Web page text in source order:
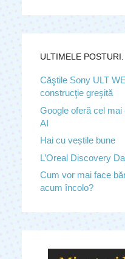
ULTIMELE POSTURI.
Căştile Sony ULT
construcţie greşită
Google oferă cel
AI
Hai cu veștile bune
L’Oreal Discovery
Cum vor mai face
acum încolo?